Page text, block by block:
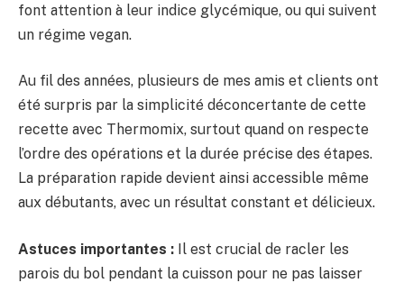
font attention à leur indice glycémique, ou qui suivent
un régime vegan.
Au fil des années, plusieurs de mes amis et clients ont
été surpris par la simplicité déconcertante de cette
recette avec Thermomix, surtout quand on respecte
l’ordre des opérations et la durée précise des étapes.
La préparation rapide devient ainsi accessible même
aux débutants, avec un résultat constant et délicieux.
Astuces importantes : Il est crucial de racler les
parois du bol pendant la cuisson pour ne pas laisser